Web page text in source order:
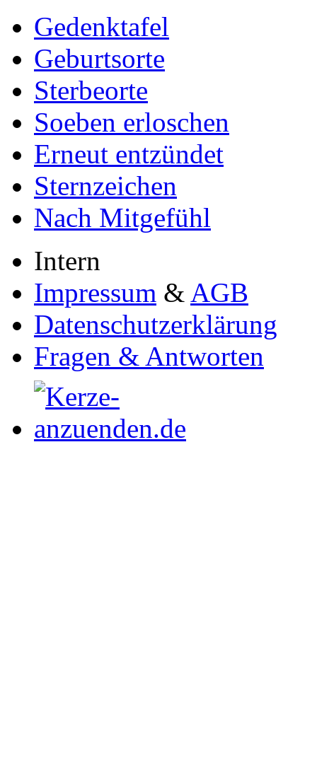
Gedenktafel
Geburtsorte
Sterbeorte
Soeben erloschen
Erneut entzündet
Sternzeichen
Nach Mitgefühl
Intern
Impressum & AGB
Datenschutzerklärung
Fragen & Antworten